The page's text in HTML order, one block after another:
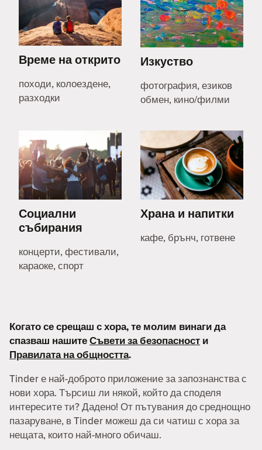
Време на открито
походи, колоездене,
разходки
Изкуство
фотография, езиков
обмен, кино/филми
Социални
събирания
концерти, фестивали,
караоке, спорт
Храна и напитки
кафе, брънч, готвене
Когато се срещаш с хора, те молим винаги да
спазваш нашитеСъвети за безопасност и
Правилата на общността.
Tinder е най-доброто приложение за запознанства с
нови хора. Търсиш ли някой, който да споделя
интересите ти? Дадено! От пътувания до среднощно
пазаруване, в Tinder можеш да си чатиш с хора за
нещата, които най-много обичаш.